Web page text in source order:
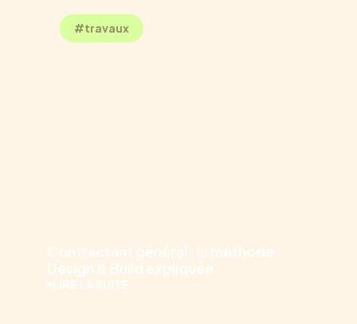
#travaux
Contractant général : la méthode
Design & Build expliquée
LIRE LA SUITE